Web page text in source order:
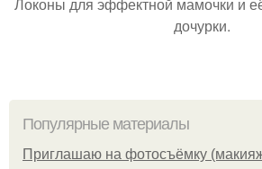
дочурки.
Популярные материалы
Приглашаю на фотосъёмку